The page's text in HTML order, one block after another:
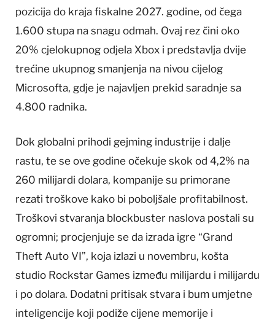
pozicija do kraja fiskalne 2027. godine, od čega
1.600 stupa na snagu odmah. Ovaj rez čini oko
20% cjelokupnog odjela Xbox i predstavlja dvije
trećine ukupnog smanjenja na nivou cijelog
Microsofta, gdje je najavljen prekid saradnje sa
4.800 radnika.
Dok globalni prihodi gejming industrije i dalje
rastu, te se ove godine očekuje skok od 4,2% na
260 milijardi dolara, kompanije su primorane
rezati troškove kako bi poboljšale profitabilnost.
Troškovi stvaranja blockbuster naslova postali su
ogromni; procjenjuje se da izrada igre “Grand
Theft Auto VI”, koja izlazi u novembru, košta
studio Rockstar Games između milijardu i milijardu
i po dolara. Dodatni pritisak stvara i bum umjetne
inteligencije koji podiže cijene memorije i